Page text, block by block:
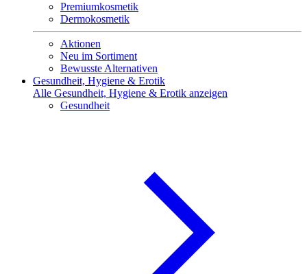
Premiumkosmetik
Dermokosmetik
Aktionen
Neu im Sortiment
Bewusste Alternativen
Gesundheit, Hygiene & Erotik
Alle Gesundheit, Hygiene & Erotik anzeigen
Gesundheit